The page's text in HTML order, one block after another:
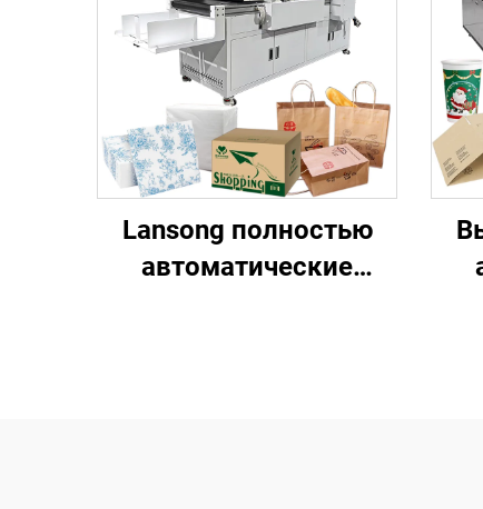
Lansong полностью
автоматические